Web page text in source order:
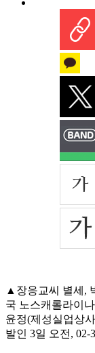
▲장응교씨 별세,
국 노스캐롤라이
윤정(제성실업상
발인 3일 오전, 02-